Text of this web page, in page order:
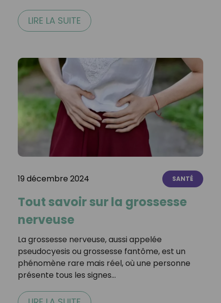
LIRE LA SUITE
19 décembre 2024 SANTÉ
Tout savoir sur la grossesse
nerveuse
La grossesse nerveuse, aussi appelée
pseudocyesis ou grossesse fantôme, est un
phénomène rare mais réel, où une personne
présente tous les signes…